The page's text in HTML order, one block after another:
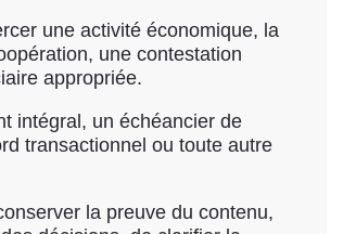
une activité économique, la
une contestation
appropriée.
intégral, un échéancier de
transactionnel ou toute autre
la preuve du contenu,